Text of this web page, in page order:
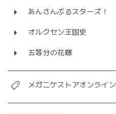
あんさんぶるスターズ！
オルクセン王国史
五等分の花嫁
メガニケストアオンライン